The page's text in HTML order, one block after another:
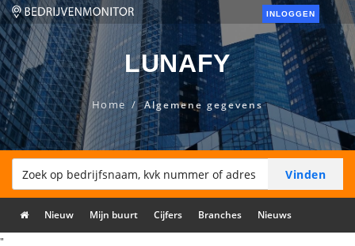
INLOGGEN
LUNAFY
Home Algemene gegevens
Nieuw Mijn buurt Cijfers Branches
Nieuws
"